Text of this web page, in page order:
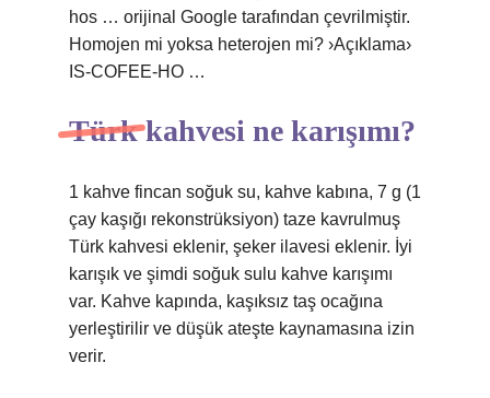
hos … orijinal Google tarafından çevrilmiştir.
Homojen mi yoksa heterojen mi? ›Açıklama›
IS-COFEE-HO …
Türk kahvesi ne karışımı?
1 kahve fincan soğuk su, kahve kabına, 7 g (1
çay kaşığı rekonstrüksiyon) taze kavrulmuş
Türk kahvesi eklenir, şeker ilavesi eklenir. İyi
karışık ve şimdi soğuk sulu kahve karışımı
var. Kahve kapında, kaşıksız taş ocağına
yerleştirilir ve düşük ateşte kaynamasına izin
verir.